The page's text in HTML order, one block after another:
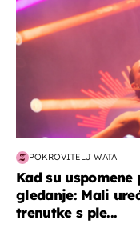
POKROVITELJ WATA
Kad su
gledanje: Mali
trenutke s ple...